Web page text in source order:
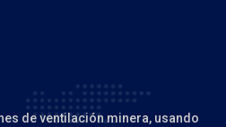
de ventilación minera, usando